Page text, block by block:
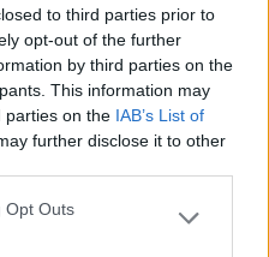
to third parties prior to
opt-out of the further
by third parties on the
This information may
parties on the IAB’s List of
further disclose it to other
uses one or more Google
Opt Outs
NA TRANSFORMAÇÃO
óbvias desta pandemia é
um imperativo ainda